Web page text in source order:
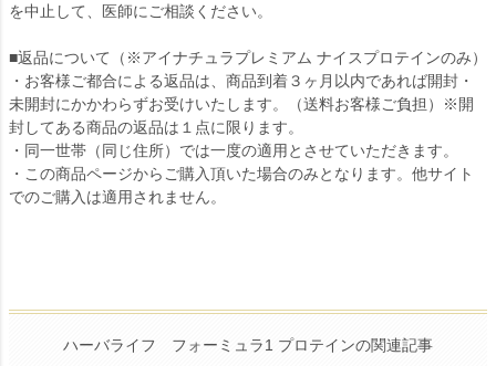
を中止して、医師にご相談ください。
■返品について（※アイナチュラプレミアム ナイスプロテインのみ）
・お客様ご都合による返品は、商品到着３ヶ月以内であれば開封・
未開封にかかわらずお受けいたします。（送料お客様ご負担）※開
封してある商品の返品は１点に限ります。
・同一世帯（同じ住所）では一度の適用とさせていただきます。
・この商品ページからご購入頂いた場合のみとなります。他サイト
でのご購入は適用されません。
ハーバライフ フォーミュラ1 プロテインの関連記事